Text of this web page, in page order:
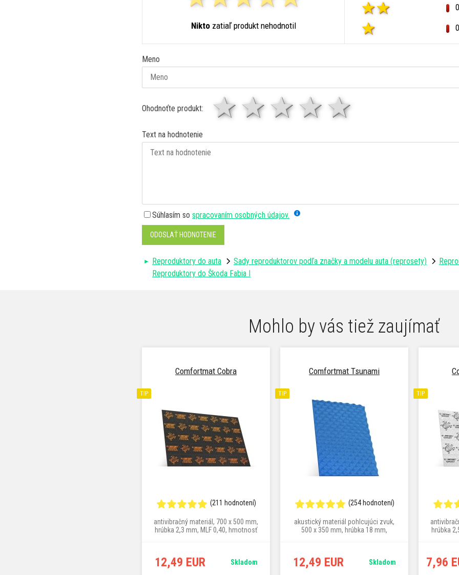
Niktozatiaľ produkt nehodnotil
Meno
Ohodnoťte produkt: 4 hviezdy
3 hviezdy
2 hviezdy
1 hviezda
Text na hodnotenie
Súhlasím so spracovaním osobných údajov.
ODOSLAŤ HODNOTENIE
Reproduktory do auta Sady reproduktorov podľa značky a modelu auta (reprosety)
Reproduktory do Škoda Fabia I
Mohlo by vás tiež zaujímať
Comfortmat Cobra
TIP
(211 hodnotení)
antivibračný materiál, 700 x 500 mm,
hrúbka 2,3 mm, MLF 0,40, hmotnosť
12,49 EUR Skladom
Comfortmat Tsunami
TIP
(254 hodnotení)
akustický materiál pohlcujúci zvuk,
500 x 350 mm, hrúbka 18 mm,
12,49 EUR Skladom
TIP
hrúbka
7,96